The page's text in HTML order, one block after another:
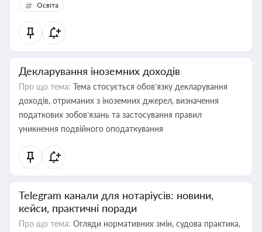
Освіта
Декларування іноземних доходів
Про що тема: Тема стосується обов’язку декларування
доходів, отриманих з іноземних джерел, визначення
податкових зобов’язань та застосування правил
уникнення подвійного оподаткування
Telegram канали для нотаріусів: новини,
кейси, практичні поради
Про що тема: Огляди нормативних змін, судова практика,